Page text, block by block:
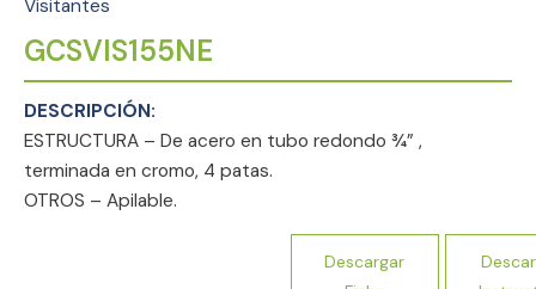
Visitantes
GCSVIS155NE
ESTRUCTURA – De acero en tubo redondo ¾” ,
terminada en cromo, 4 patas.
OTROS – Apilable.
Descargar